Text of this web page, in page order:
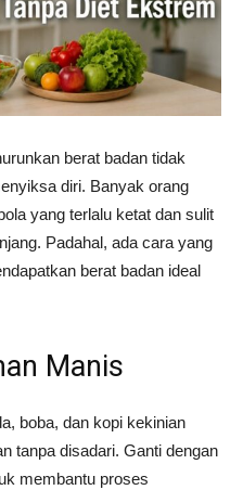
berat badan tidak
diri. Banyak orang
yang terlalu ketat dan sulit
Padahal, ada cara yang
berat badan ideal
Manis
boba, dan kopi kekinian
tanpa disadari. Ganti dengan
membantu proses